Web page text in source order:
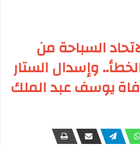
السباحة من
وإسدال الستار
يوسف عبد الملك